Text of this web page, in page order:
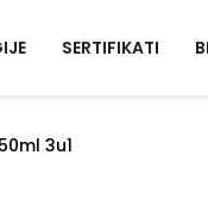
SERTIFIKATI
3u1